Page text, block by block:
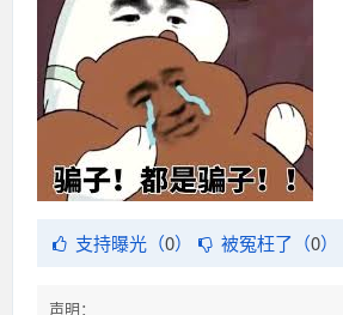
支持曝光（0） 被冤枉了（0）
声明：